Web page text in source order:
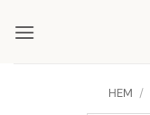
HEM /